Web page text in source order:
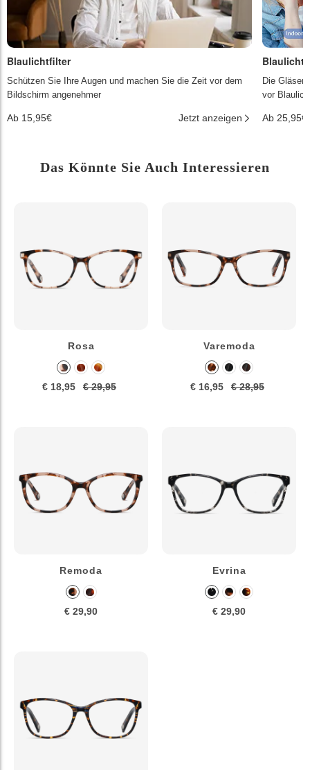
Blaulichtfilter
Schützen Sie Ihre Augen und machen Sie die Zeit vor dem
Bildschirm angenehmer
Ab 15,95€ Jetzt anzeigen
Die Gläser
vor
Ab 25,95€
Das Könnte Sie Auch Interessieren
Rosa
€ 18,95 € 29,95
Varemoda
€ 16,95 € 28,95
Remoda
€ 29,90
Evrina
€ 29,90